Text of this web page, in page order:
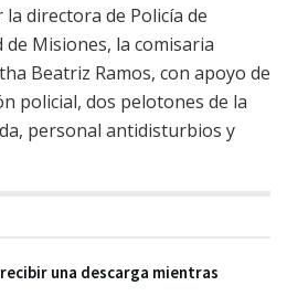
directora de Policía de
Misiones, la comisaria
Beatriz Ramos, con apoyo de
policial, dos pelotones de la
personal antidisturbios y
una descarga mientras